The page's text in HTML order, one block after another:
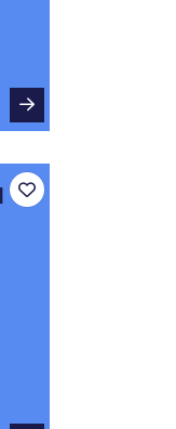
Toevoegen aan